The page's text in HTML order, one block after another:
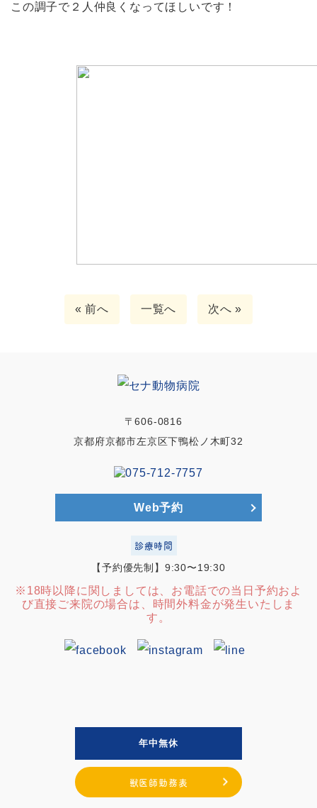
この調子で２人仲良くなってほしいです！
« 前へ 一覧へ 次へ »
〒606-0816
京都府京都市左京区下鴨松ノ木町32
Web予約
診療時間
【予約優先制】9:30〜19:30
※18時以降に関しましては、お電話での当日予約およ
び直接ご来院の場合は、時間外料金が発生いたしま
す。
年中無休
獣医師勤務表